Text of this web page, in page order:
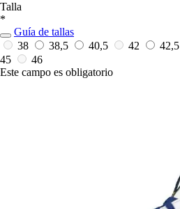
Talla
*
Guía de tallas
38
38,5 40,5 42 42,5
45
46
Este campo es obligatorio